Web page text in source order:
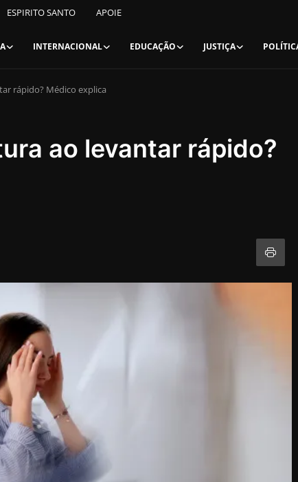
ESPIRITO SANTO APOIE
INTERNACIONAL EDUCAÇÃO JUSTIÇA
rápido? Médico explica
ao levantar rápido?